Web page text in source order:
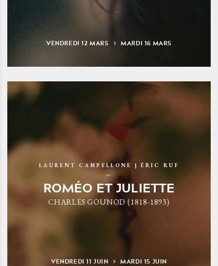
VENDREDI12MARS MARDI 16 MARS
LAURENT CAMPELLONE | ÉRIC RUF
ROMÉO ET JULIETTE
CHARLES GOUNOD (1818-1893)
VENDREDI11JUIN MARDI 15 JUIN